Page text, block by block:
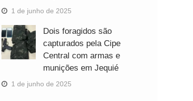
1 de junho de 2025
Dois foragidos são
capturados pela Cipe
Central com armas e
munições em Jequié
1 de junho de 2025